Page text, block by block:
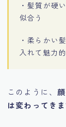
・髪質が硬
似合う
・柔らかい
入れて魅力
このように、
は変わってき